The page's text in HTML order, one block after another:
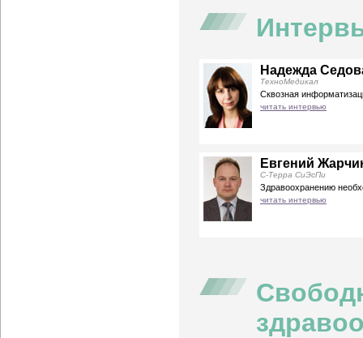
Надежда
ТехноМедикал
Сквозная
читать интервью
Евгений
С-Терра СиЭсПи
Здравоохранению
читать интервью